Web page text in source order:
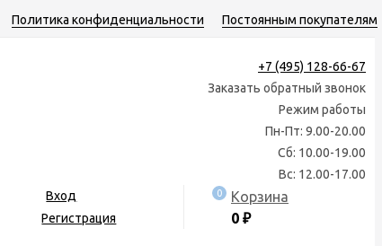
Политика конфиденциальности Постоянным покупателям
+7 (495) 128-66-67
Заказать обратный звонок
Режим работы
Пн-Пт: 9.00-20.00
Сб: 10.00-19.00
Вс: 12.00-17.00
Вход
Регистрация
0
Корзина
0 ₽